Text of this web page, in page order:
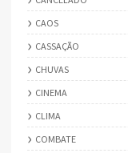
CAOS
CASSAÇÃO
CHUVAS
CINEMA
CLIMA
COMBATE